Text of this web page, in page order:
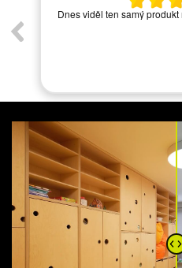
Hadam jedina nedobra